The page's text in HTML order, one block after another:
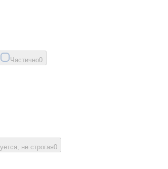
Частично0
не строгая0